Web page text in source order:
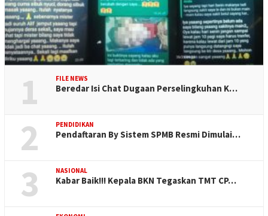
1 FILE NEWS
Beredar Isi Chat Dugaan Perselingkuhan K…
2 PENDIDIKAN
Pendaftaran By Sistem SPMB Resmi Dimulai…
3 NASIONAL
Kabar Baik!!! Kepala BKN Tegaskan TMT CP…